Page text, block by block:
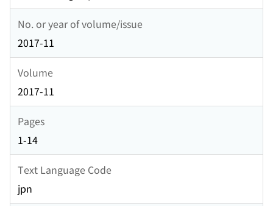
No. or year of volume/issue
2017-11
Volume
2017-11
Pages
1-14
Text Language Code
jpn